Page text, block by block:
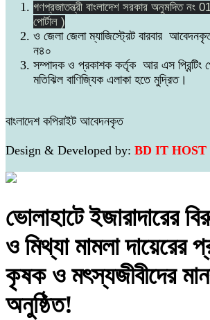
গণপ্রজাতন্ত্রী বাংলাদেশ সরকার অনুমদিত
পোর্টাল )
ও জেলা জেলা ম্যাজিস্ট্রেট বারবার
ন৪০
সম্পাদক ও প্রকাশক কর্তৃক আর এস প্রিন্টিং
মতিঝিল বাণিজ্যিক এলাকা হতে মুদ্রিত।
বাংলাদেশ কপিরাইট আবেদনকৃত
Design & Developed by: BD IT HOST
ভোলাহাটে ইজারাদারের
ও মিথ্যা মামলা দায়েরের
কৃষক ও মৎস্যজীবীদের
অনুষ্ঠিত!